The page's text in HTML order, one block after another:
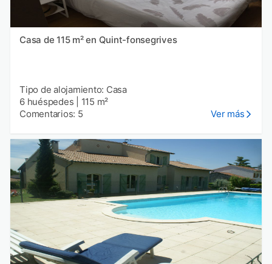
Casa de 115 m² en Quint-fonsegrives
Tipo de alojamiento: Casa
6 huéspedes
115 m²
Comentarios: 5
Ver más